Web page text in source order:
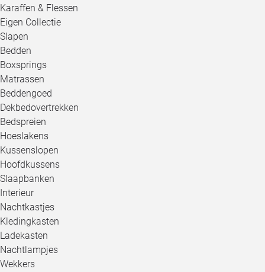
Karaffen & Flessen
Eigen Collectie
Slapen
Bedden
Boxsprings
Matrassen
Beddengoed
Dekbedovertrekken
Bedspreien
Hoeslakens
Kussenslopen
Hoofdkussens
Slaapbanken
Interieur
Nachtkastjes
Kledingkasten
Ladekasten
Nachtlampjes
Wekkers